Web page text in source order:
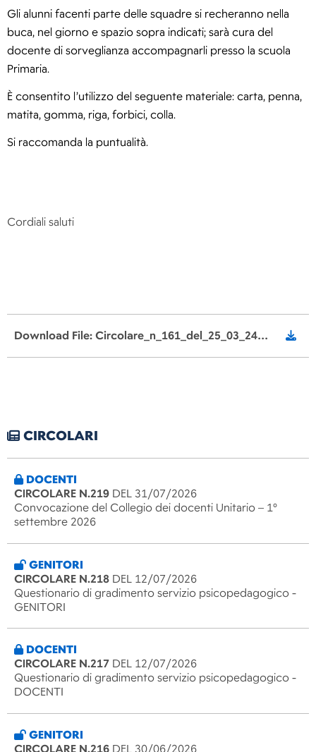
Gli alunni facenti parte delle squadre si recheranno nella
buca, nel giorno e spazio sopra indicati; sarà cura del
docente di sorveglianza accompagnarli presso la scuola
Primaria.
È consentito l’utilizzo del seguente materiale: carta, penna,
matita, gomma, riga, forbici, colla.
Si raccomanda la puntualità.
Cordiali saluti
Download File: Circolare_n_161_del_25_03_24_giochi_matematici_fase_a_squadre.pdf
CIRCOLARI
DOCENTI
CIRCOLARE N.219 DEL 31/07/2026
Convocazione del Collegio dei docenti Unitario – 1°
settembre 2026
GENITORI
CIRCOLARE N.218 DEL 12/07/2026
Questionario di gradimento servizio psicopedagogico -
GENITORI
DOCENTI
CIRCOLARE N.217 DEL 12/07/2026
Questionario di gradimento servizio psicopedagogico -
DOCENTI
GENITORI
CIRCOLARE N.216 DEL 30/06/2026